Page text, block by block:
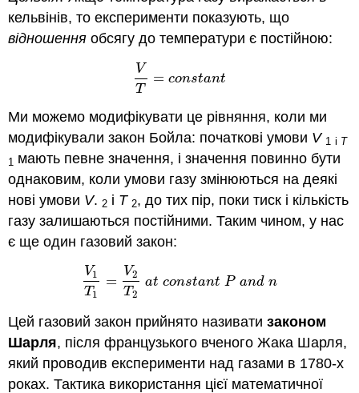
кельвінів, то експерименти показують, що
відношення обсягу до температури є постійною:
V
T
= constant
V T= constant
Ми можемо модифікувати це рівняння, коли ми
модифікували закон Бойла: початкові умови V 1 і T
1 мають певне значення, і значення повинно бути
однаковим, коли умови газу змінюються на деякі
нові умови V. 2 і Т 2, до тих пір, поки тиск і кількість
газу залишаються постійними. Таким чином, у нас
є ще один газовий закон:
V1
T1
=
V2
T2
at constant P and n
V1 T1 =V2T2atconstantPandn
Цей газовий закон прийнято називатизаконом
Шарля, після французького вченого Жака Шарля,
який проводив експерименти над газами в 1780-х
роках. Тактика використання цієї математичної